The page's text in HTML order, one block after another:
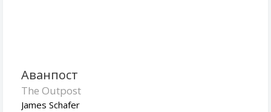
Аванпост
The Outpost
James Schafer